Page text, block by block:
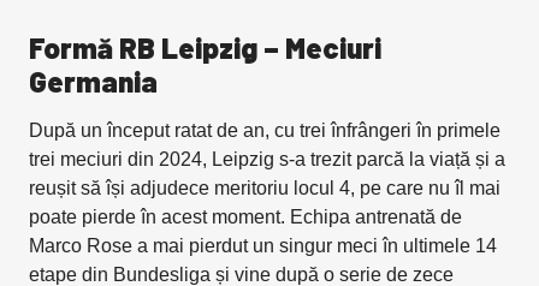
Formă RB Leipzig – Meciuri
Germania
După un început ratat de an, cu trei înfrângeri în primele
trei meciuri din 2024, Leipzig s-a trezit parcă la viață și a
reușit să își adjudece meritoriu locul 4, pe care nu îl mai
poate pierde în acest moment. Echipa antrenată de
Marco Rose a mai pierdut un singur meci în ultimele 14
etape din Bundesliga și vine după o serie de zece